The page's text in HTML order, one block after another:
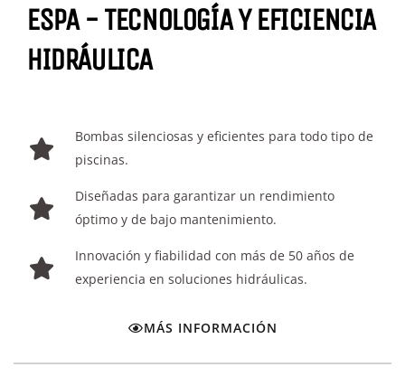
ESPA - TECNOLOGÍA Y EFICIENCIA
HIDRÁULICA
Bombas silenciosas y eficientes para todo tipo de
piscinas.
Diseñadas para garantizar un rendimiento
óptimo y de bajo mantenimiento.
Innovación y fiabilidad con más de 50 años de
experiencia en soluciones hidráulicas.
MÁS INFORMACIÓN